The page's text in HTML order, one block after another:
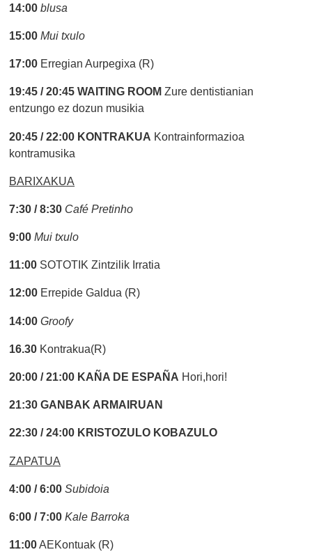
14:00 blusa
15:00 Mui txulo
17:00 Erregian Aurpegixa (R)
19:45 / 20:45 WAITING ROOM Zure dentistianian
entzungo ez dozun musikia
20:45 / 22:00 KONTRAKUA Kontrainformazioa
kontramusika
BARIXAKUA
7:30 / 8:30 Café Pretinho
9:00 Mui txulo
11:00 SOTOTIK Zintzilik Irratia
12:00 Errepide Galdua (R)
14:00 Groofy
16.30 Kontrakua(R)
20:00 / 21:00 KAÑA DE ESPAÑA Hori,hori!
21:30 GANBAK ARMAIRUAN
22:30 / 24:00 KRISTOZULO KOBAZULO
ZAPATUA
4:00 / 6:00 Subidoia
6:00 / 7:00 Kale Barroka
11:00AEKontuak (R)